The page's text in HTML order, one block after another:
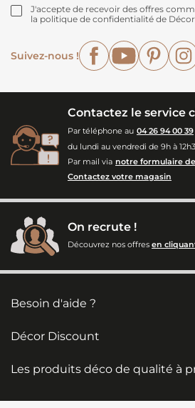
J'accepte de recevoir des offres
la politique de confidentialité de
Suivez-nous !
FacebookYouTube
Contactez le service
Par téléphone au 04 26 94 00 39
du lundi au vendredi de 9h à
Par mail via notre formulaire
Contactez votre magasin
On recrute !
Découvrez nos offres en
Besoin d'aide ?
Décor Discount
Les produits déco de qualité à